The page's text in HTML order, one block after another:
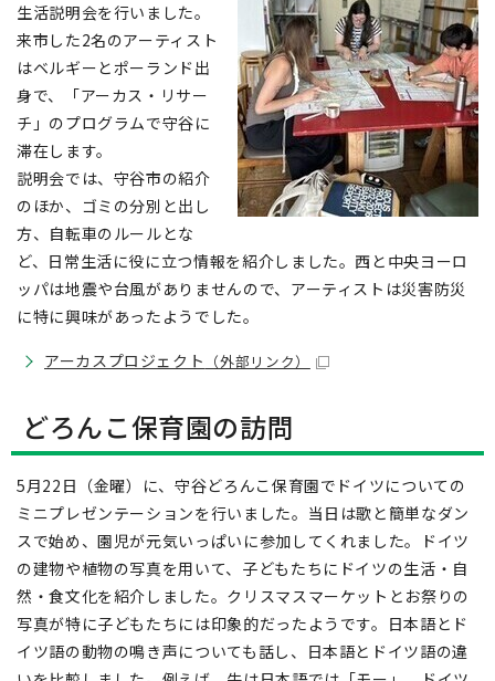
生活説明会を行いました。
来市した2名のアーティスト
はベルギーとポーランド出
身で、「アーカス・リサー
チ」のプログラムで守谷に
滞在します。
説明会では、守谷市の紹介
のほか、ゴミの分別と出し
方、自転車のルールとな
ど、日常生活に役に立つ情報を紹介しました。西と中央ヨーロ
ッパは地震や台風がありませんので、アーティストは災害防災
に特に興味があったようでした。
アーカスプロジェクト （外部リンク）
どろんこ保育園の訪問
5月22日（金曜）に、守谷どろんこ保育園でドイツについての
ミニプレゼンテーションを行いました。当日は歌と簡単なダン
スで始め、園児が元気いっぱいに参加してくれました。ドイツ
の建物や植物の写真を用いて、子どもたちにドイツの生活・自
然・食文化を紹介しました。クリスマスマーケットとお祭りの
写真が特に子どもたちには印象的だったようです。日本語とド
イツ語の動物の鳴き声についても話し、日本語とドイツ語の違